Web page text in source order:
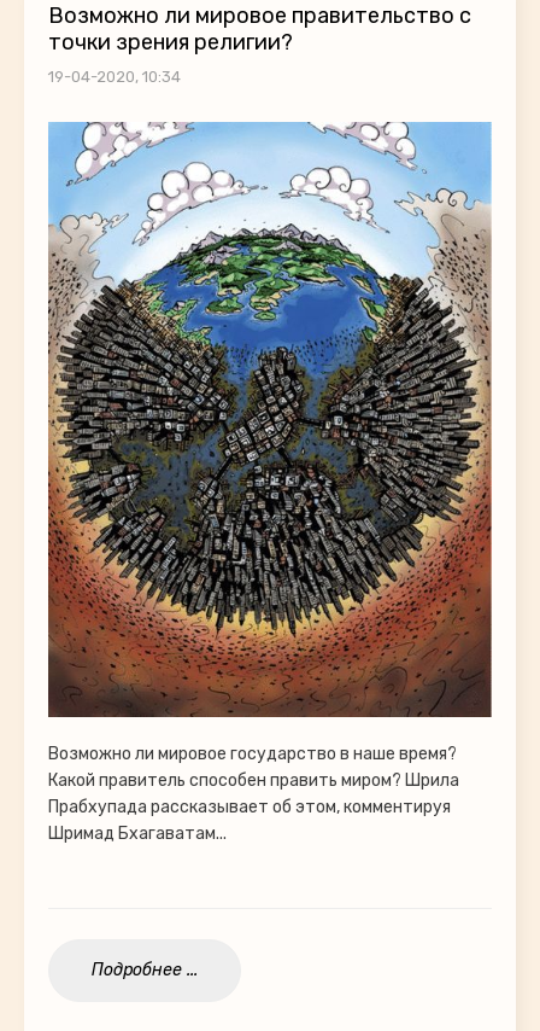
Возможно ли мировое правительство с
точки зрения религии?
19-04-2020, 10:34
Возможно ли мировое государство в наше время?
Какой правитель способен править миром? Шрила
Прабхупада рассказывает об этом, комментируя
Шримад Бхагаватам...
Подробнее ...